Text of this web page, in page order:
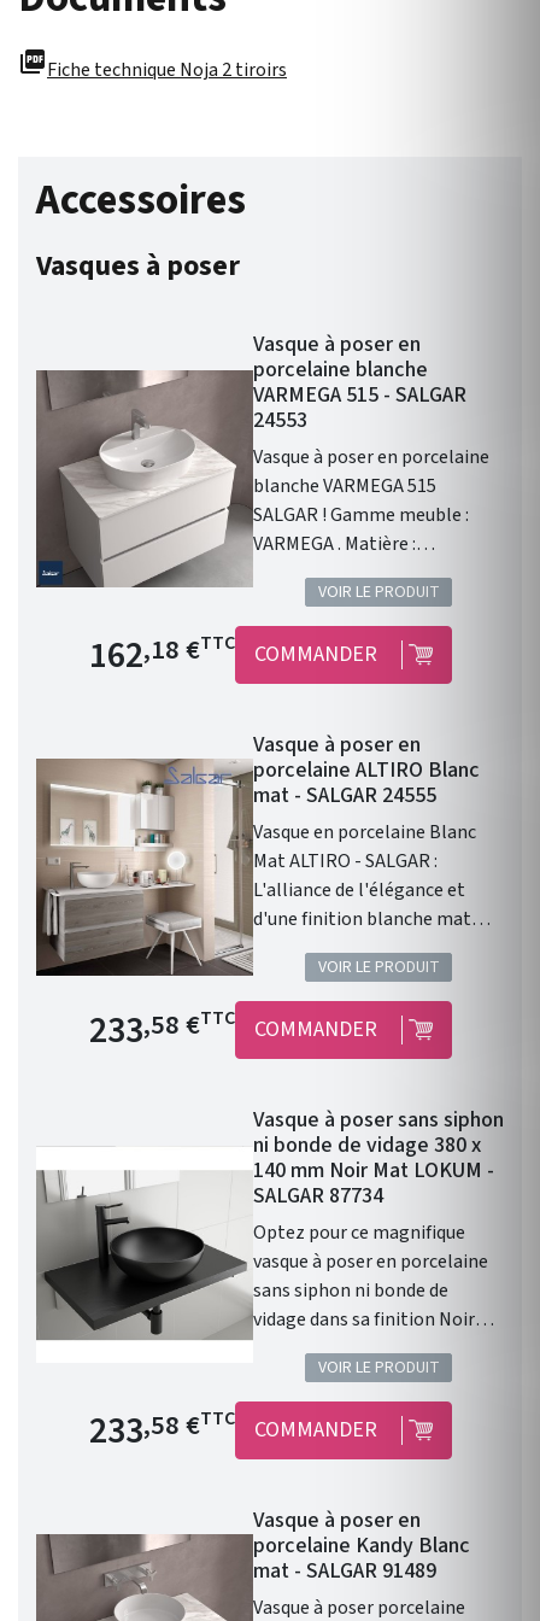
picture_as_pdfFiche technique Noja 2 tiroirs
Accessoires
Vasques à poser
Vasque à poser en
porcelaine blanche
VARMEGA 515 - SALGAR
24553
Vasque à poser en porcelaine
blanche VARMEGA 515
SALGAR ! Gamme meuble :
VARMEGA . Matière :
porcelaine blanche .
Dimensions : 500 x 385 x 120
mm. Livré sans bonde et sans
siphon. Garantie 2 ans.
VOIR LE PRODUIT
Prix de base
162,18 €TTC COMMANDER
Vasque à poser en
porcelaine ALTIRO Blanc
mat - SALGAR 24555
Vasque en porcelaine Blanc
Mat ALTIRO - SALGAR :
L'alliance de l'élégance et
d'une finition blanche mat
Vasque à poser ALTIRO EN
PORCELAINE BLANCHE MAT D
390 x 140 mm . Une finition en
porcelaine blanche Mat. Sans
trou de perçage pour un
robinet à bec haut ou encastré
dans le mur. Diamètre de 390
mm Profondeur de 140 mm
Coloris : Blanc Mat. Cette
vasque ALTIRO en porcelaine
blanche se caractérise par
sa finition mate et réunit les
caractéristiques qui en feront
la pièce maîtresse de votre
salle de bains.
VOIR LE PRODUIT
Prix de base
233,58 €TTC COMMANDER
Vasque à poser sans siphon
ni bonde de vidage 380 x
140 mm Noir Mat LOKUM -
SALGAR 87734
Optez pour ce magnifique
vasque à poser en porcelaine
sans siphon ni bonde de
vidage dans sa finition Noir
Vasque à poser. Matière :
porcelaine. Sans siphon ni
bonde de vidage. Résistante
aux produits chimiques et aux
avec trop-plein . Siphon,
bonde clic-clac et robinet non
inclus. Finition : Noir Mat.
Gamme : LOKUM. Fabriqué en
VOIR LE PRODUIT
Prix de base
233,58 €TTC COMMANDER
Vasque à poser en
porcelaine Kandy Blanc
mat - SALGAR 91489
Vasque à poser porcelaine